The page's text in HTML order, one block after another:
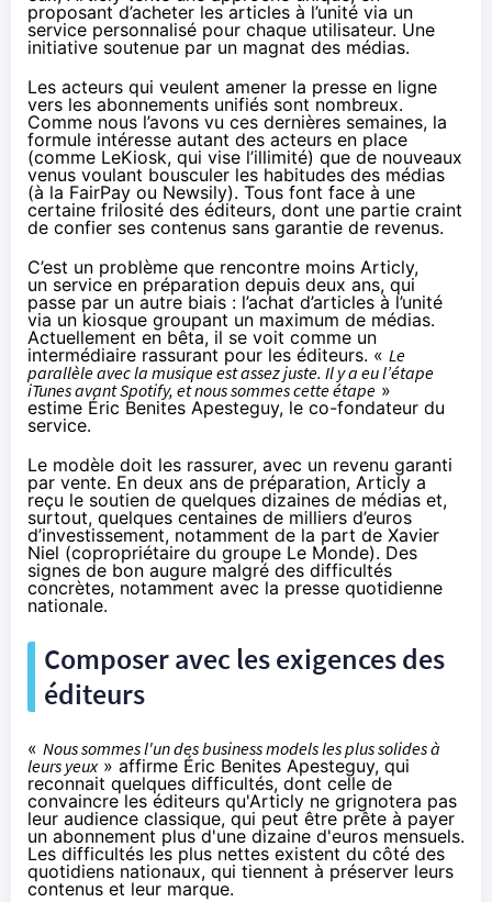
proposant d’acheter les articles à l’unité via un
service personnalisé pour chaque utilisateur. Une
initiative soutenue par un magnat des médias.
Les acteurs qui veulent amener la presse en ligne
vers les abonnements unifiés sont nombreux.
Comme nous l’avons vu ces dernières semaines, la
formule intéresse autant des acteurs en place
(comme LeKiosk, qui vise l’illimité) que de nouveaux
venus voulant bousculer les habitudes des médias
(à la FairPay ou Newsily). Tous font face à une
certaine frilosité des éditeurs, dont une partie craint
de confier ses contenus sans garantie de revenus.
C’est un problème que rencontre moins Articly,
un service en préparation depuis deux ans, qui
passe par un autre biais : l’achat d’articles à l’unité
via un kiosque groupant un maximum de médias.
Actuellement en bêta, il se voit comme un
intermédiaire rassurant pour les éditeurs. « Le
parallèle avec la musique est assez juste. Il y a eu l’étape
iTunes avant Spotify, et nous sommes cette étape »
estime Éric Benites Apesteguy, le co-fondateur du
service.
Le modèle doit les rassurer, avec un revenu garanti
par vente. En deux ans de préparation, Articly a
reçu le soutien de quelques dizaines de médias et,
surtout, quelques centaines de milliers d’euros
d’investissement, notamment de la part de Xavier
Niel (copropriétaire du groupe Le Monde). Des
signes de bon augure malgré des difficultés
concrètes, notamment avec la presse quotidienne
nationale.
Composer avec les exigences des
éditeurs
« Nous sommes l'un des business models les plus solides à
leurs yeux» affirme Éric Benites Apesteguy, qui
reconnait quelques difficultés, dont celle de
convaincre les éditeurs qu'Articly ne grignotera pas
leur audience classique, qui peut être prête à payer
un abonnement plus d'une dizaine d'euros mensuels.
Les difficultés les plus nettes existent du côté des
quotidiens nationaux, qui tiennent à préserver leurs
contenus et leur marque.